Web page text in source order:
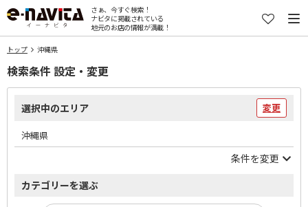
さぁ、今すぐ検索！
ナビタに掲載されている
地元のお店の情報が満載！
トップ 沖縄県
検索条件 設定・変更
選択中のエリア 変更
沖縄県
条件を変更
カテゴリーを選ぶ